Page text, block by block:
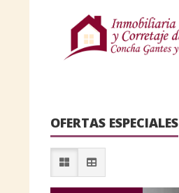
OFERTAS ESPECIALES